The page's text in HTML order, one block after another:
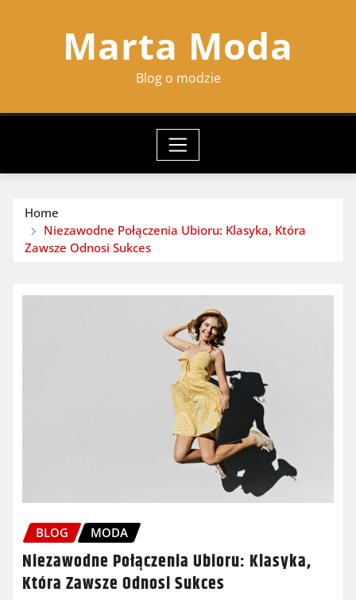
Marta Moda
Blog o modzie
Home
Niezawodne Połączenia Ubioru: Klasyka, Która
Zawsze Odnosi Sukces
BLOG MODA
Niezawodne Połączenia Ubioru: Klasyka,
Która Zawsze Odnosi Sukces